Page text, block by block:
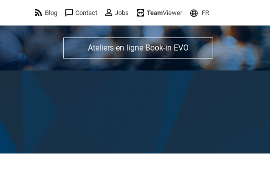
Blog Contact Jobs TeamViewer FR
Ateliers en ligne Book-in EVO